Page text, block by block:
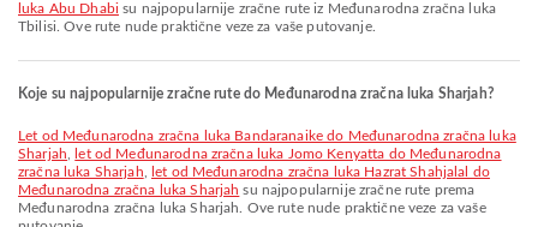
luka Abu Dhabi su najpopularnije zračne rute iz Međunarodna zračna luka
Tbilisi. Ove rute nude praktične veze za vaše putovanje.
Koje su najpopularnije zračne rute do Međunarodna zračna luka Sharjah?
let od Međunarodna zračna luka Bandaranaike do Međunarodna zračna luka
Sharjah
let od Međunarodna zračna luka Jomo Kenyatta do Međunarodna
zračna luka Sharjah
let od Međunarodna zračna luka Hazrat Shahjalal do
Međunarodna zračna luka Sharjah su najpopularnije zračne rute prema
Međunarodna zračna luka Sharjah. Ove rute nude praktične veze za vaše